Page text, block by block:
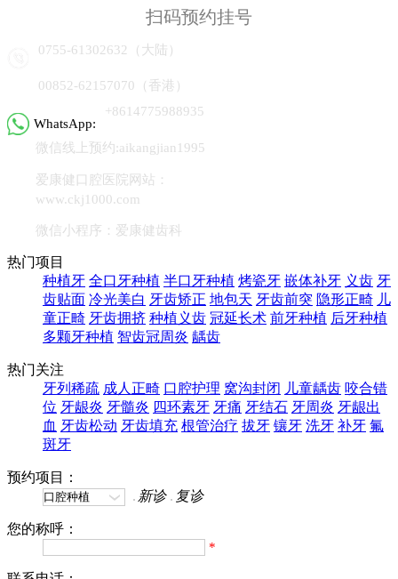
扫码预约挂号
0755-61302632（大陆）
00852-62157070（香港）
WhatsApp:
+8614775988935
微信线上预约:aikangjian1995
爱康健口腔医院网站：
www.ckj1000.com
微信小程序：爱康健齿科
热门项目
种植牙 全口牙种植 半口牙种植 烤瓷牙 嵌体补牙 义齿 牙
齿贴面 冷光美白 牙齿矫正 地包天 牙齿前突 隐形正畸 儿
童正畸 牙齿拥挤 种植义齿 冠延长术 前牙种植 后牙种植
多颗牙种植 智齿冠周炎 龋齿
热门关注
牙列稀疏 成人正畸 口腔护理 窝沟封闭 儿童龋齿 咬合错
位 牙龈炎 牙髓炎 四环素牙 牙痛 牙结石 牙周炎 牙龈出
血 牙齿松动 牙齿填充 根管治疗 拔牙 镶牙 洗牙 补牙 氟
斑牙
预约项目：
新诊
复诊
您的称呼：
*